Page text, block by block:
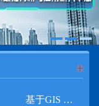
基于GIS 的小城市交通网络分析研究